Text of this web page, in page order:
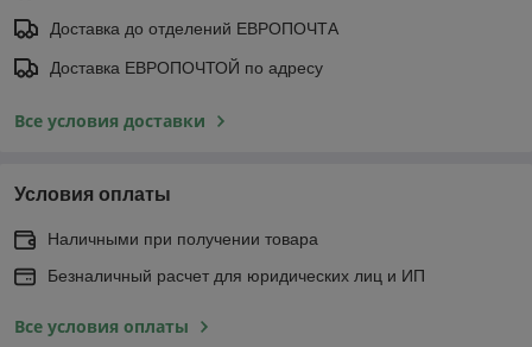
Доставка до отделений ЕВРОПОЧТА
Доставка ЕВРОПОЧТОЙ по адресу
Все условия доставки
Условия оплаты
Наличными при получении товара
Безналичный расчет для юридических лиц и ИП
Все условия оплаты